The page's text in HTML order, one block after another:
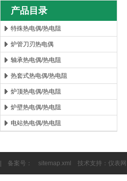
安徽康泰电气有限公司
产品目录
特殊热电偶/热电阻
炉管刀刃热电偶
轴承热电偶/热电阻
热套式热电偶/热电阻
炉顶热电偶/热电阻
炉壁热电偶/热电阻
电站热电偶/热电阻
| 备案号： sitemap.xml 技术支持： 仪表网